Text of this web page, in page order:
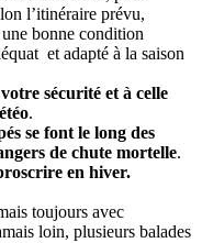
l’itinéraire prévu,
bonne condition
et adapté à la saison
sécurité et à celle
.
se font le long des
de chute mortelle.
en hiver.
toujours avec
loin, plusieurs balades